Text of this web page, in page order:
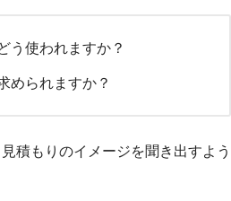
う使われますか？
められますか？
積もりのイメージを聞き出すよう